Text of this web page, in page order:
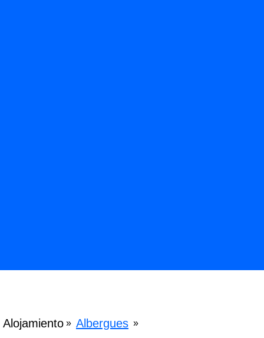
Alojamiento » Albergues »